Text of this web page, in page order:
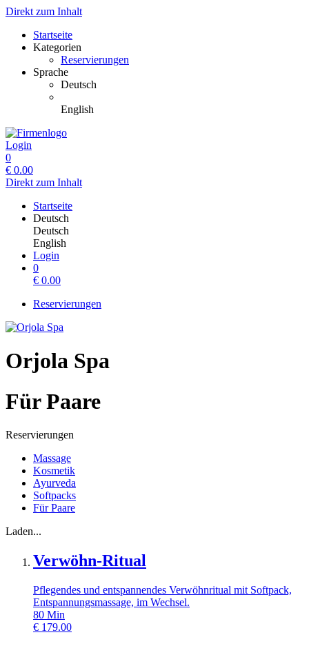
Direkt zum Inhalt
Startseite
Kategorien
Reservierungen
Sprache
Deutsch
English
Login
0
€ 0.00
Direkt zum Inhalt
Startseite
Deutsch
Deutsch
English
Login
0
€ 0.00
Reservierungen
Orjola Spa
Für Paare
Reservierungen
Massage
Kosmetik
Ayurveda
Softpacks
Für Paare
Laden...
Verwöhn-Ritual
Pflegendes und entspannendes Verwöhnritual mit Softpack,
Entspannungsmassage, im Wechsel.
80 Min
€ 179.00